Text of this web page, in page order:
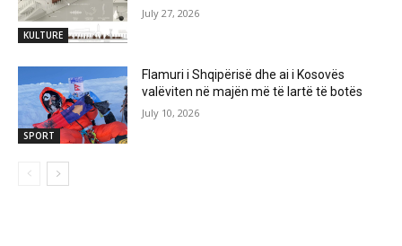
KULTURE
July 27, 2026
SPORT
Flamuri i Shqipërisë dhe ai i Kosovës
valëviten në majën më të lartë të botës
July 10, 2026